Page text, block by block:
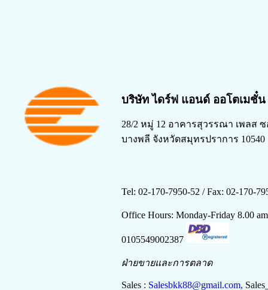
บริษัท ไดร์ฟ แอนด์ ออโตเมชั๋
28/2 หมู่ 12 อาคารสุวรรณา เพลส
บางพลี จังหวัดสมุทรปราการ 10540
Tel: 02-170-7950-52 /Fax: 02-170-
Office Hours: Monday-Friday 8.00
0105549002387
ฝ่ายขายและการตลาด
Sales : Salesbkk88@gmail.com,